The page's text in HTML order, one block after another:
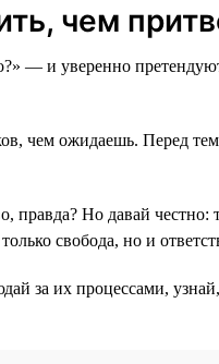
чем
— и уверенно
чем ожидаешь. Перед
Но давай
свобода, но и
за их процессами,